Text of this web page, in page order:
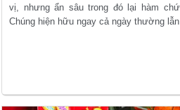
vị, nhưng ẩn sâu trong đó lại hàm
Chúng hiện hữu ngay cả ngày thường